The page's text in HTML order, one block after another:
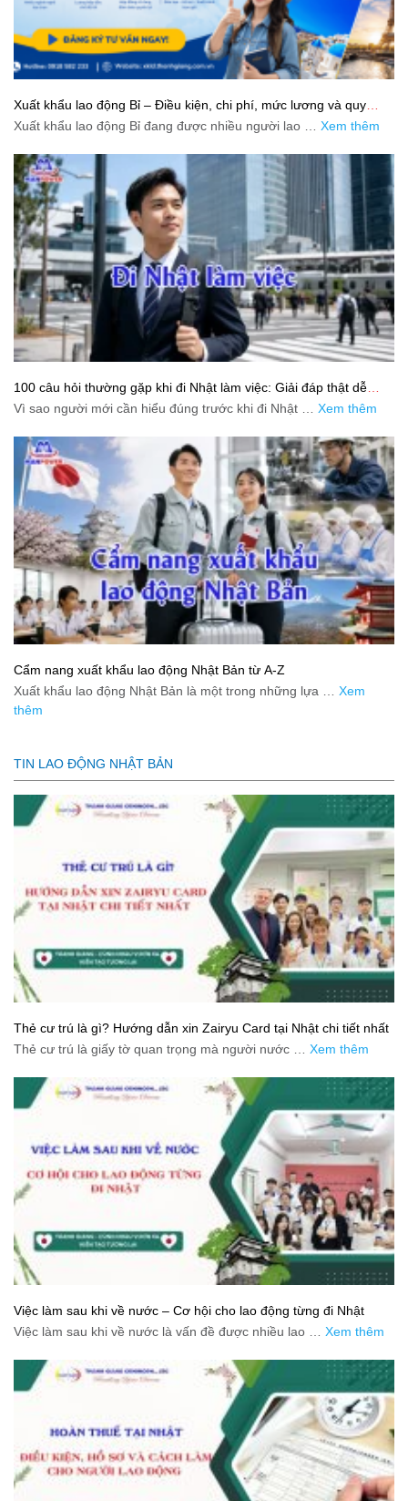
Xuất khẩu lao động Bỉ – Điều kiện, chi phí, mức lương và quy
trình chuẩn cho người lao động
Xuất khẩu lao động Bỉ đang được nhiều người lao … Xem thêm
100 câu hỏi thường gặp khi đi Nhật làm việc: Giải đáp thật dễ
hiểu cho người mới bắt đầu
Vì sao người mới cần hiểu đúng trước khi đi Nhật … Xem thêm
Cẩm nang xuất khẩu lao động Nhật Bản từ A-Z
Xuất khẩu lao động Nhật Bản là một trong những lựa … Xem
thêm
TIN LAO ĐỘNG NHẬT BẢN
Thẻ cư trú là gì? Hướng dẫn xin Zairyu Card tại Nhật chi tiết nhất
Thẻ cư trú là giấy tờ quan trọng mà người nước … Xem thêm
Việc làm sau khi về nước – Cơ hội cho lao động từng đi Nhật
Việc làm sau khi về nước là vấn đề được nhiều lao … Xem thêm